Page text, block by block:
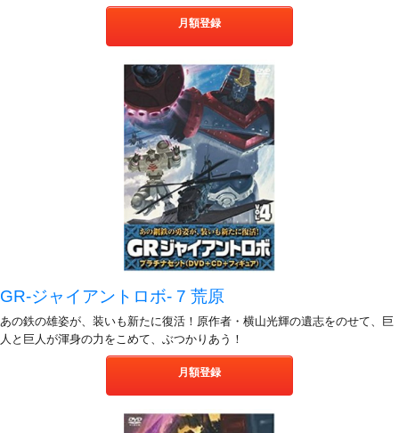
月額登録
GR-ジャイアントロボ- 7 荒原
あの鉄の雄姿が、装いも新たに復活！原作者・横山光輝の遺志をのせて、巨
人と巨人が渾身の力をこめて、ぶつかりあう！
月額登録